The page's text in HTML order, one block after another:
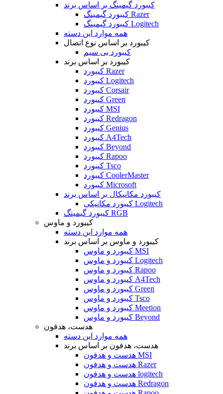
کیبورد گیمینگ بر اساس برند
کیبورد گیمینگ Razer
کیبورد گیمینگ Logitech
همه موارد این دسته
کیبورد بر اساس نوع اتصال
کیبورد بی سیم
کیبورد بر اساس برند
کیبورد Razer
کیبورد Logitech
کیبورد Corsair
کیبورد Green
کیبورد MSI
کیبورد Redragon
کیبورد Genius
کیبورد A4Tech
کیبورد Beyond
کیبورد Rapoo
کیبورد Tsco
کیبورد CoolerMaster
کیبورد Microsoft
کیبورد مکانیکال بر اساس برند
کیبورد مکانیکی Logitech
کیبورد گیمینگ RGB
کیبورد و ماوس
همه موارد این دسته
کیبورد و ماوس بر اساس برند
کیبورد و ماوس MSI
کیبورد و ماوس Logitech
کیبورد و ماوس Rapoo
کیبورد و ماوس A4Tech
کیبورد و ماوس Green
کیبورد و ماوس Tsco
کیبورد و ماوس Meetion
کیبورد و ماوس Beyond
هدست، هدفون
همه موارد این دسته
هدست، هدفون بر اساس برند
هدست و هدفون MSI
هدست و هدفون Razer
هدست و هدفون logitech
هدست و هدفون Redragon